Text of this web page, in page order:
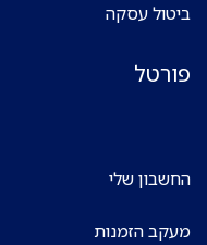
ביטול עסקה
פורטל
החשבון שלי
מעקב הזמנות